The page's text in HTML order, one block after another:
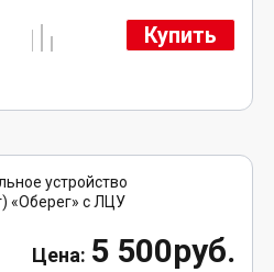
Купить
5 500руб.